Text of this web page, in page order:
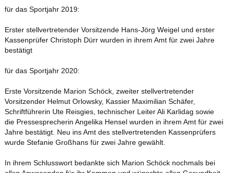
für das Sportjahr 2019:
Erster stellvertretender Vorsitzende Hans-Jörg Weigel und erster
Kassenprüfer Christoph Dürr wurden in ihrem Amt für zwei Jahre
bestätigt
für das Sportjahr 2020:
Erste Vorsitzende Marion Schöck, zweiter stellvertretender
Vorsitzender Helmut Orlowsky, Kassier Maximilian Schäfer,
Schriftführerin Ute Reisgies, technischer Leiter Ali Karlidag sowie
die Pressesprecherin Angelika Hensel wurden in ihrem Amt für zwei
Jahre bestätigt. Neu ins Amt des stellvertretenden Kassenprüfers
wurde Stefanie Großhans für zwei Jahre gewählt.
In ihrem Schlusswort bedankte sich Marion Schöck nochmals bei